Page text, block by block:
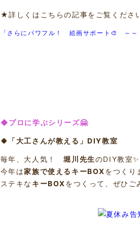
★詳しくはこちらの記事をご覧くださ
「さらにパワフル！ 絵画サポート🎨 ～～
◆プロに学ぶシリーズ🤗
🍀「大工さんが教える」DIY教室
毎年、大人気！堀川先生のDIY教室
今年は家族で使えるキーBOXをつくり
ステキな キーBOXをつくって、ぜひご